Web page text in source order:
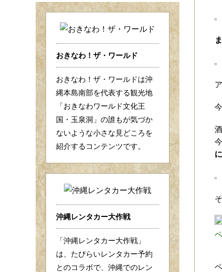
おきなわ！ザ・ワールド
おきなわ！ザ・ワールドは沖
縄本島南部を代表する観光地
「おきなわワールド文化王
国・玉泉洞」の誰もが気づか
ないような小さな見どころを
紹介するコンテンツです。
沖縄レンタカー大作戦
「沖縄レンタカー大作戦」
は、たびらいレンタカー予約
とのコラボで、沖縄でのレン